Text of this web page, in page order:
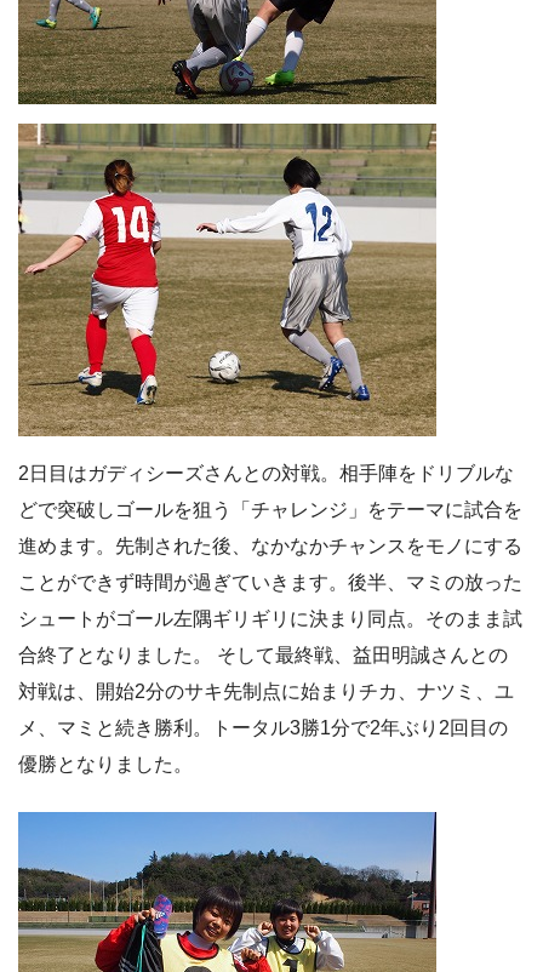
2日目はガディシーズさんとの対戦。相手陣をドリブルな
どで突破しゴールを狙う「チャレンジ」をテーマに試合を
進めます。先制された後、なかなかチャンスをモノにする
ことができず時間が過ぎていきます。後半、マミの放った
シュートがゴール左隅ギリギリに決まり同点。そのまま試
合終了となりました。 そして最終戦、益田明誠さんとの
対戦は、開始2分のサキ先制点に始まりチカ、ナツミ、ユ
メ、マミと続き勝利。トータル3勝1分で2年ぶり2回目の
優勝となりました。